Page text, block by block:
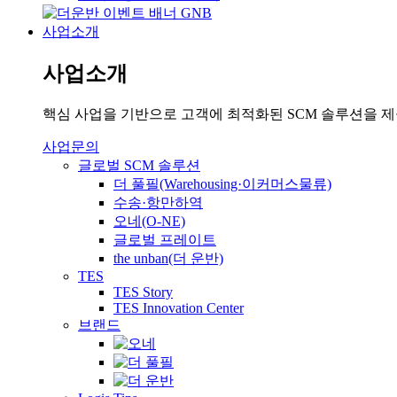
사업소개
사업소개
핵심 사업을 기반으로 고객에 최적화된 SCM 솔루션을
사업문의
글로벌 SCM 솔루션
더 풀필(Warehousing·이커머스물류)
수송·항만하역
오네(O-NE)
글로벌 프레이트
the unban(더 운반)
TES
TES Story
TES Innovation Center
브랜드